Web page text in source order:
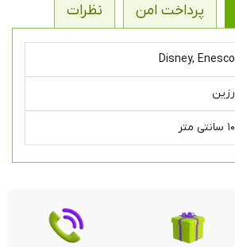
پرداخت امن نظرات
Disney, Enesco
رزین
۱۰ سانتی متر